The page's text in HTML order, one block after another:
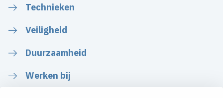
Technieken
Veiligheid
Duurzaamheid
Werken bij